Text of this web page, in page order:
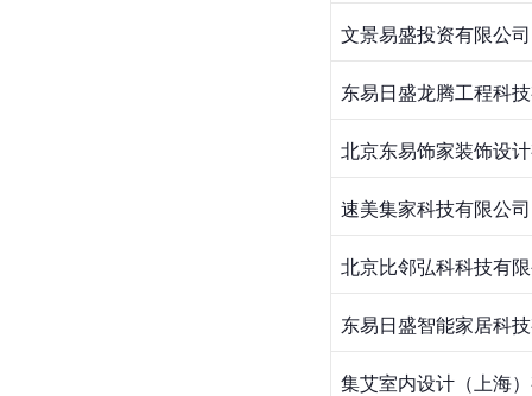
文景易盛投资有限公司
东易日盛龙腾工程科
北京东易饰家装饰设
速美集家科技有限公司
北京比邻弘科科技有
东易日盛智能家居科
集艾室内设计（上海